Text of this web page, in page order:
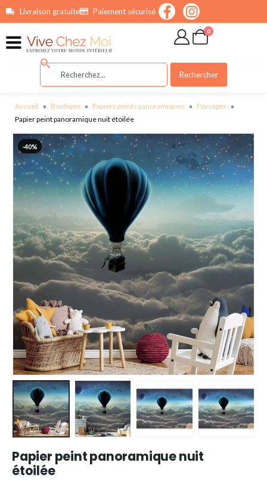
principalLivraison gratuite Paiement sécurisé
0
Rechercher
Accueil » Boutique » Papiers peints panoramiques » Paysages »
Papier peint panoramique nuit étoilée
-40%
Papier peint panoramique nuit
étoilée